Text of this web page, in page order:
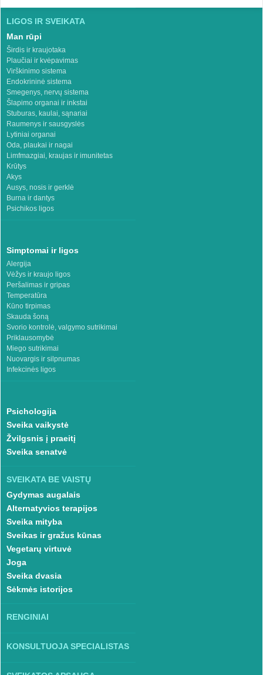
LIGOS IR SVEIKATA
Man rūpi
Širdis ir kraujotaka
Plaučiai ir kvėpavimas
Virškinimo sistema
Endokrininė sistema
Smegenys, nervų sistema
Šlapimo organai ir inkstai
Stuburas, kaulai, sąnariai
Raumenys ir sausgyslės
Lytiniai organai
Oda, plaukai ir nagai
Limfmazgiai, kraujas ir imunitetas
Krūtys
Akys
Ausys, nosis ir gerklė
Burna ir dantys
Psichikos ligos
Simptomai ir ligos
Alergija
Vėžys ir kraujo ligos
Peršalimas ir gripas
Temperatūra
Kūno tirpimas
Skauda šoną
Svorio kontrolė, valgymo sutrikimai
Priklausomybė
Miego sutrikimai
Nuovargis ir silpnumas
Infekcinės ligos
Psichologija
Sveika vaikystė
Žvilgsnis į praeitį
Sveika senatvė
SVEIKATA BE VAISTŲ
Gydymas augalais
Alternatyvios terapijos
Sveika mityba
Sveikas ir gražus kūnas
Vegetarų virtuvė
Joga
Sveika dvasia
Sėkmės istorijos
RENGINIAI
KONSULTUOJA SPECIALISTAS